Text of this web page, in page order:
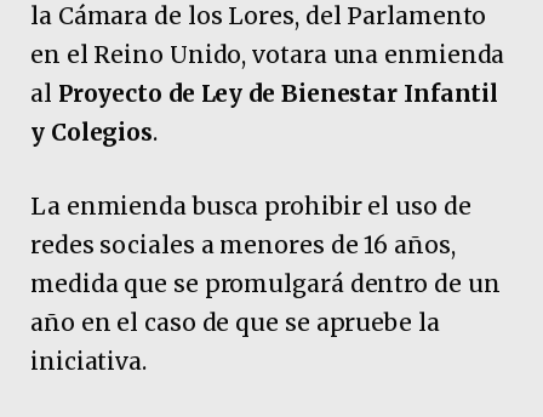
la Cámara de los Lores, del Parlamento
en el Reino Unido, votara una enmienda
al Proyecto de Ley de Bienestar Infantil
y Colegios.
La enmienda busca prohibir el uso de
redes sociales a menores de 16 años,
medida que se promulgará dentro de un
año en el caso de que se apruebe la
iniciativa.